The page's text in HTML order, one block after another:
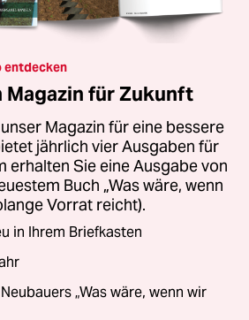
entdecken
Magazin für Zukunft
Magazin für eine bessere
jährlich vier Ausgaben für
erhalten Sie eine Ausgabe von
Buch „Was wäre, wenn
Vorrat reicht).
in Ihrem Briefkasten
„Was wäre, wenn wir